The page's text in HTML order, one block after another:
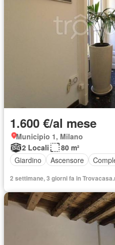
1.600 €/al mese
Municipio 1, Milano
2 Locali
80 m²
Giardino
Ascensore
2 settimane, 3 giorni fa in